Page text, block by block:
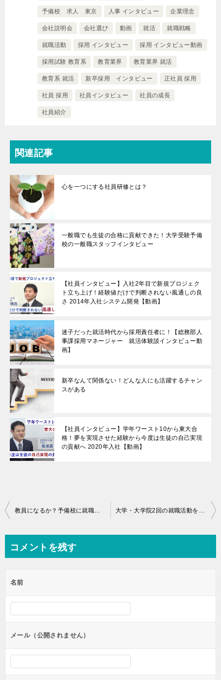
予備校 求人 東京 人事 インタビュー 企業理念
会社説明会 会社選び 動画 就活 就職戦略
就職活動 採用 インタビュー 採用 インタビュー動画
採用試験 教育系 教育業界 教育業界 就活
教育系 就活 新卒採用 インタビュー 正社員 採用
社員 採用 社員インタビュー 社員の成長
社員紹介
関連記事
心を一つにする社員研修とは？
一般職でも生徒の合格に貢献できた！大学受験予備
校の一般職スタッフインタビュー
【社員インタビュー】入社2年目で新規プロジェク
ト立ち上げ！経験値だけで判断されない風通しの良
さ 2014年入社システム開発【動画】
迷子だった就活時代から採用責任者に！【総務部人
事課採用マネージャー 就活体験談インタビュー動
画】
新卒なんて関係ない！どんな人にも活躍するチャン
スがある
【社員インタビュー】学年ワースト10から東大合
格！夢を実現させた経験から今度は生徒の自己実現
の貢献へ 2020年入社【動画】
投
ビ
ー
シ
ン
コメントを残す
名前
メール（公開されません）